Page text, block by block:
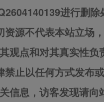
进行删除
资源不代表本站立场
观点和对其真实性负
禁止以任何方式发布
信息，访客发现请向